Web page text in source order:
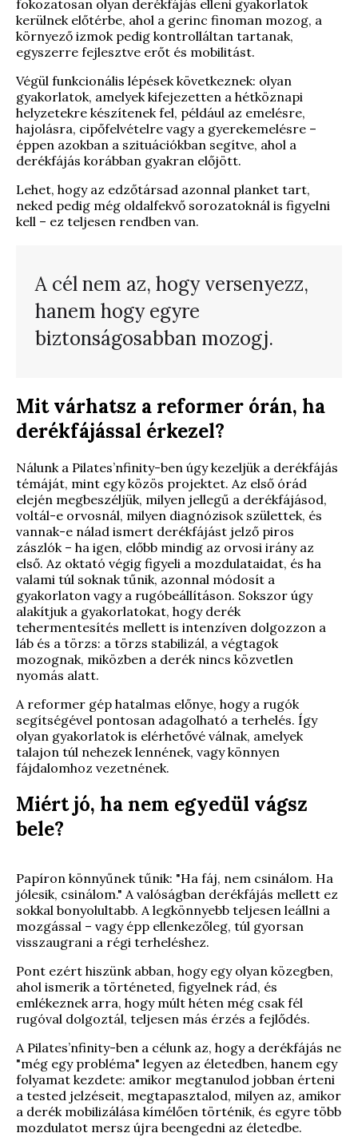
fokozatosan olyan derékfájás elleni gyakorlatok
kerülnek előtérbe, ahol a gerinc finoman mozog, a
környező izmok pedig kontrolláltan tartanak,
egyszerre fejlesztve erőt és mobilitást.
Végül funkcionális lépések következnek: olyan
gyakorlatok, amelyek kifejezetten a hétköznapi
helyzetekre készítenek fel, például az emelésre,
hajolásra, cipőfelvételre vagy a gyerekemelésre –
éppen azokban a szituációkban segítve, ahol a
derékfájás korábban gyakran előjött.
Lehet, hogy az edzőtársad azonnal planket tart,
neked pedig még oldalfekvő sorozatoknál is figyelni
kell – ez teljesen rendben van.
A cél nem az, hogy versenyezz,
hanem hogy egyre
biztonságosabban mozogj.
Mit várhatsz a reformer órán, ha
derékfájással érkezel?
Nálunk a Pilates’nfinity-ben úgy kezeljük a derékfájás
témáját, mint egy közös projektet. Az első órád
elején megbeszéljük, milyen jellegű a derékfájásod,
voltál-e orvosnál, milyen diagnózisok születtek, és
vannak-e nálad ismert derékfájást jelző piros
zászlók – ha igen, előbb mindig az orvosi irány az
első. Az oktató végig figyeli a mozdulataidat, és ha
valami túl soknak tűnik, azonnal módosít a
gyakorlaton vagy a rugóbeállításon. Sokszor úgy
alakítjuk a gyakorlatokat, hogy derék
tehermentesítés mellett is intenzíven dolgozzon a
láb és a törzs: a törzs stabilizál, a végtagok
mozognak, miközben a derék nincs közvetlen
nyomás alatt.
A reformer gép hatalmas előnye, hogy a rugók
segítségével pontosan adagolható a terhelés. Így
olyan gyakorlatok is elérhetővé válnak, amelyek
talajon túl nehezek lennének, vagy könnyen
fájdalomhoz vezetnének.
Miért jó, ha nem egyedül vágsz
bele?
Papíron könnyűnek tűnik: "Ha fáj, nem csinálom. Ha
jólesik, csinálom." A valóságban derékfájás mellett ez
sokkal bonyolultabb. A legkönnyebb teljesen leállni a
mozgással – vagy épp ellenkezőleg, túl gyorsan
visszaugrani a régi terheléshez.
Pont ezért hiszünk abban, hogy egy olyan közegben,
ahol ismerik a történeted, figyelnek rád, és
emlékeznek arra, hogy múlt héten még csak fél
rugóval dolgoztál, teljesen más érzés a fejlődés.
A Pilates’nfinity-ben a célunk az, hogy a derékfájás ne
"még egy probléma" legyen az életedben, hanem egy
folyamat kezdete: amikor megtanulod jobban érteni
a tested jelzéseit, megtapasztalod, milyen az, amikor
a derék mobilizálása kímélően történik, és egyre több
mozdulatot mersz újra beengedni az életedbe.